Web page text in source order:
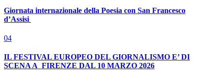
Giornata internazionale della Poesia con San Francesco
d’Assisi
04
IL FESTIVAL EUROPEO DEL GIORNALISMO E’ DI
SCENA A FIRENZE DAL 10 MARZO 2026